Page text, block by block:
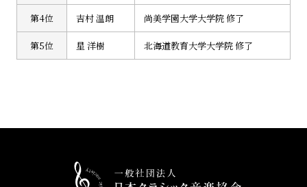
第4位 吉村 温朗 尚美学園大学大学院 修了
第5位 星 洋樹 北海道教育大学大学院 修了